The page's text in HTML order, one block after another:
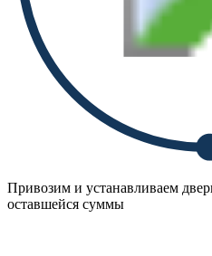
Привозим и устанавливаем
оставшейся суммы